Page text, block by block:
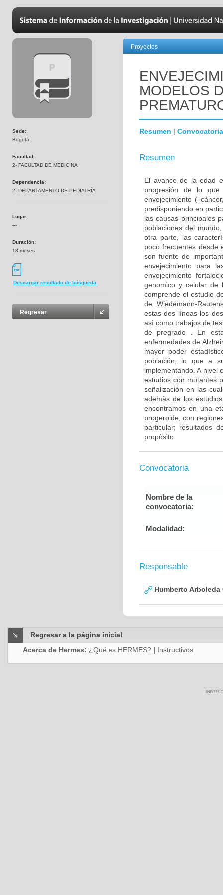
Sede:
Bogotá
Facultad:
2- FACULTAD DE MEDICINA
Dependencia:
2- DEPARTAMENTO DE PEDIATRÍA
Lugar:
---
Duración:
18 meses
Descargar resultado de búsqueda
Regresar
Proyectos
MODELOS
Resumen | Convocatoria
Resumen
El avance de la edad
progresión de lo que
envejecimiento (
predisponiendo en
las causas principales
poblaciones del
otra parte, las
poco frecuentes desde
son fuente de
envejecimiento para
envejecimiento
genomico y celular de
comprende el estudio
de Wiedemann-
estas dos lìneas los
asì como trabajos de
de pregrado . En
enfermedades de
mayor poder
población, lo que a
implementando. A nivel
estudios con mutantes
señalización en las
ademàs de los
encontramos en una
progeroide, con
particular; resultados
propòsito.
Convocatoria
Nombre de la
convocatoria:
Modalidad:
Responsable
Humberto Arboleda
Regresar a la página inicial
Acerca de Hermes: ¿Qué es HERMES? | Instructivos